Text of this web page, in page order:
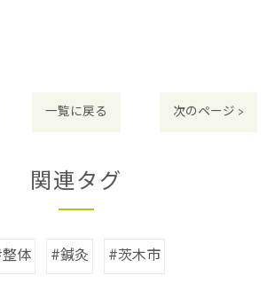
一覧に戻る 次のページ >
関連タグ
体 #鍼灸 #茨木市